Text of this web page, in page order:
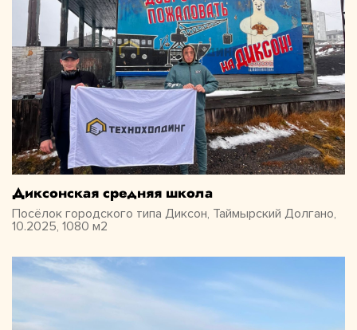
Диксонская средняя школа
Посёлок городского типа Диксон, Таймырский Долгано,
10.2025, 1080 м2